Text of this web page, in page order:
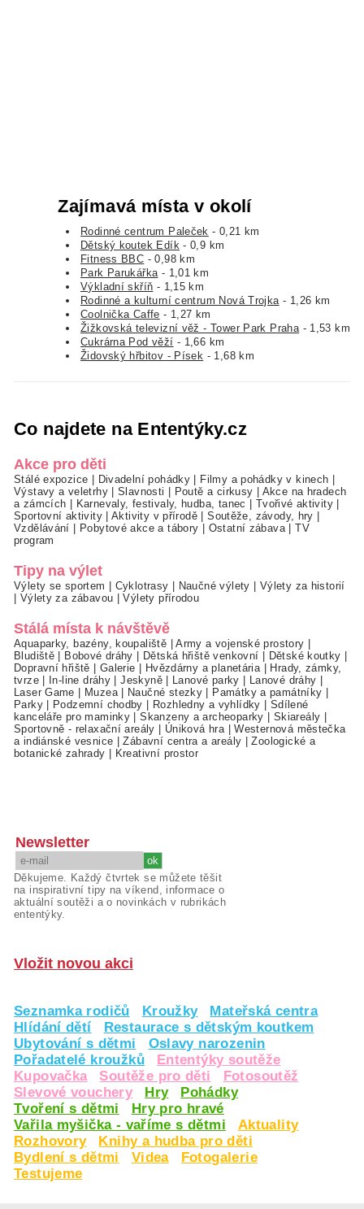
Zajímavá místa v okolí
Rodinné centrum Paleček - 0,21 km
Dětský koutek Edík - 0,9 km
Fitness BBC - 0,98 km
Park Parukářka - 1,01 km
Výkladní skříň - 1,15 km
Rodinné a kulturní centrum Nová Trojka - 1,26 km
Coolnička Caffe - 1,27 km
Žižkovská televizní věž - Tower Park Praha - 1,53 km
Cukrárna Pod věží - 1,66 km
Židovský hřbitov - Písek - 1,68 km
Co najdete na Ententýky.cz
Akce pro děti
Stálé expozice Divadelní pohádky Filmy a pohádky v kinech
Výstavy a veletrhy|Slavnosti Poutě a cirkusy
Akce na hradech
a zámcích
Karnevaly, festivaly, hudba, tanec Tvořivé aktivity
Sportovní aktivity|Aktivity v přírodě |Soutěže, závody, hry
Vzdělávání
Pobytové akce a tábory Ostatní zábava |TV
program
Tipy na výlet
Výlety se sportem Cyklotrasy Naučné výlety
Výlety za historií
Výlety za zábavou |Výlety přírodou
Stálá místa k návštěvě
Aquaparky, bazény, koupaliště |Army a vojenské prostory
Bludiště
Bobové dráhy Dětská hřiště venkovní Dětské koutky
Dopravní hřiště
Galerie Hvězdárny a planetária
Hrady, zámky,
tvrze| In-line dráhy |Jeskyně| Lanové parky Lanové dráhy
Laser Game
Muzea| Naučné stezky Památky a památníky
Parky| Podzemní chodby Rozhledny a vyhlídky
Sdílené
kanceláře pro maminky |Skanzeny a archeoparky Skiareály
Sportovně - relaxační areály
Úniková hra |Westernová městečka
a indiánské vesnice |Zábavní centra a areály |Zoologické a
botanické zahrady
Kreativní prostor
Newsletter
Děkujeme. Každý čtvrtek se můžete těšit
na inspirativní tipy na víkend, informace o
aktuální soutěži a o novinkách v rubrikách
ententýky.
Vložit novou akci
Seznamka rodičů Kroužky
Mateřská centra
Hlídání dětí
Restaurace s dětským koutkem
Ubytování s dětmi
Oslavy narozenin
Pořadatelé kroužků
Ententýky soutěže
Kupovačka
Soutěže pro děti
Fotosoutěž
Slevové vouchery
Hry
Pohádky
Tvoření s dětmi
Hry pro hravé
Vařila myšička - vaříme s dětmi
Aktuality
Rozhovory
Knihy a hudba pro děti
Bydlení s dětmi
Videa
Fotogalerie
Testujeme